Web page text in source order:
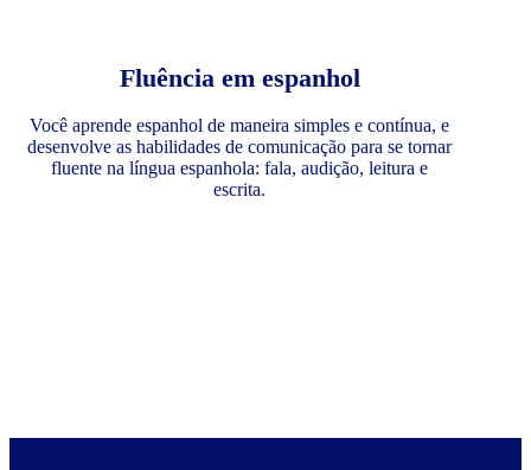
Fluência em espanhol
Você aprende espanhol de maneira simples e contínua, e
desenvolve as habilidades de comunicação para se tornar
fluente na língua espanhola: fala, audição, leitura e
escrita.